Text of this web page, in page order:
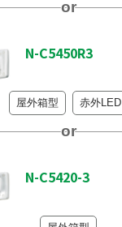
N-C5450R3
屋外箱型 赤外LED
N-C5420-3